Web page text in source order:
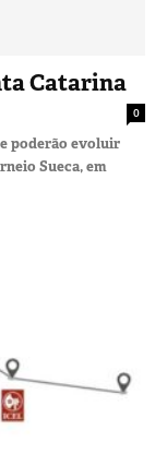
Catarina
0
poderão evoluir
Sueca, em